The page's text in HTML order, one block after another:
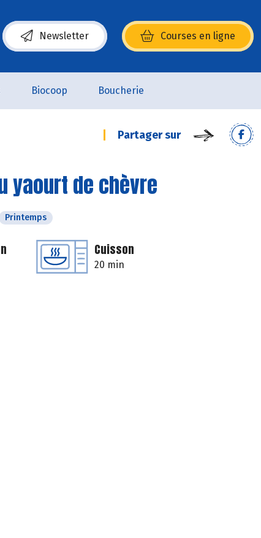
Newsletter Courses en ligne
(s’ouvre dans une nouvelle fenêtre)
Biocoop Boucherie
Partager sur
yaourt de chèvre
Printemps
Cuisson
20 min